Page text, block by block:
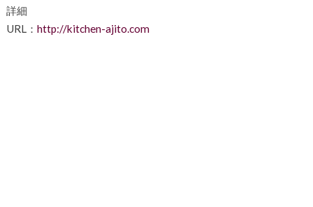
詳細
URL： http://kitchen-ajito.com